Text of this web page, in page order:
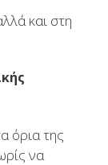
και στη
όρια της
να